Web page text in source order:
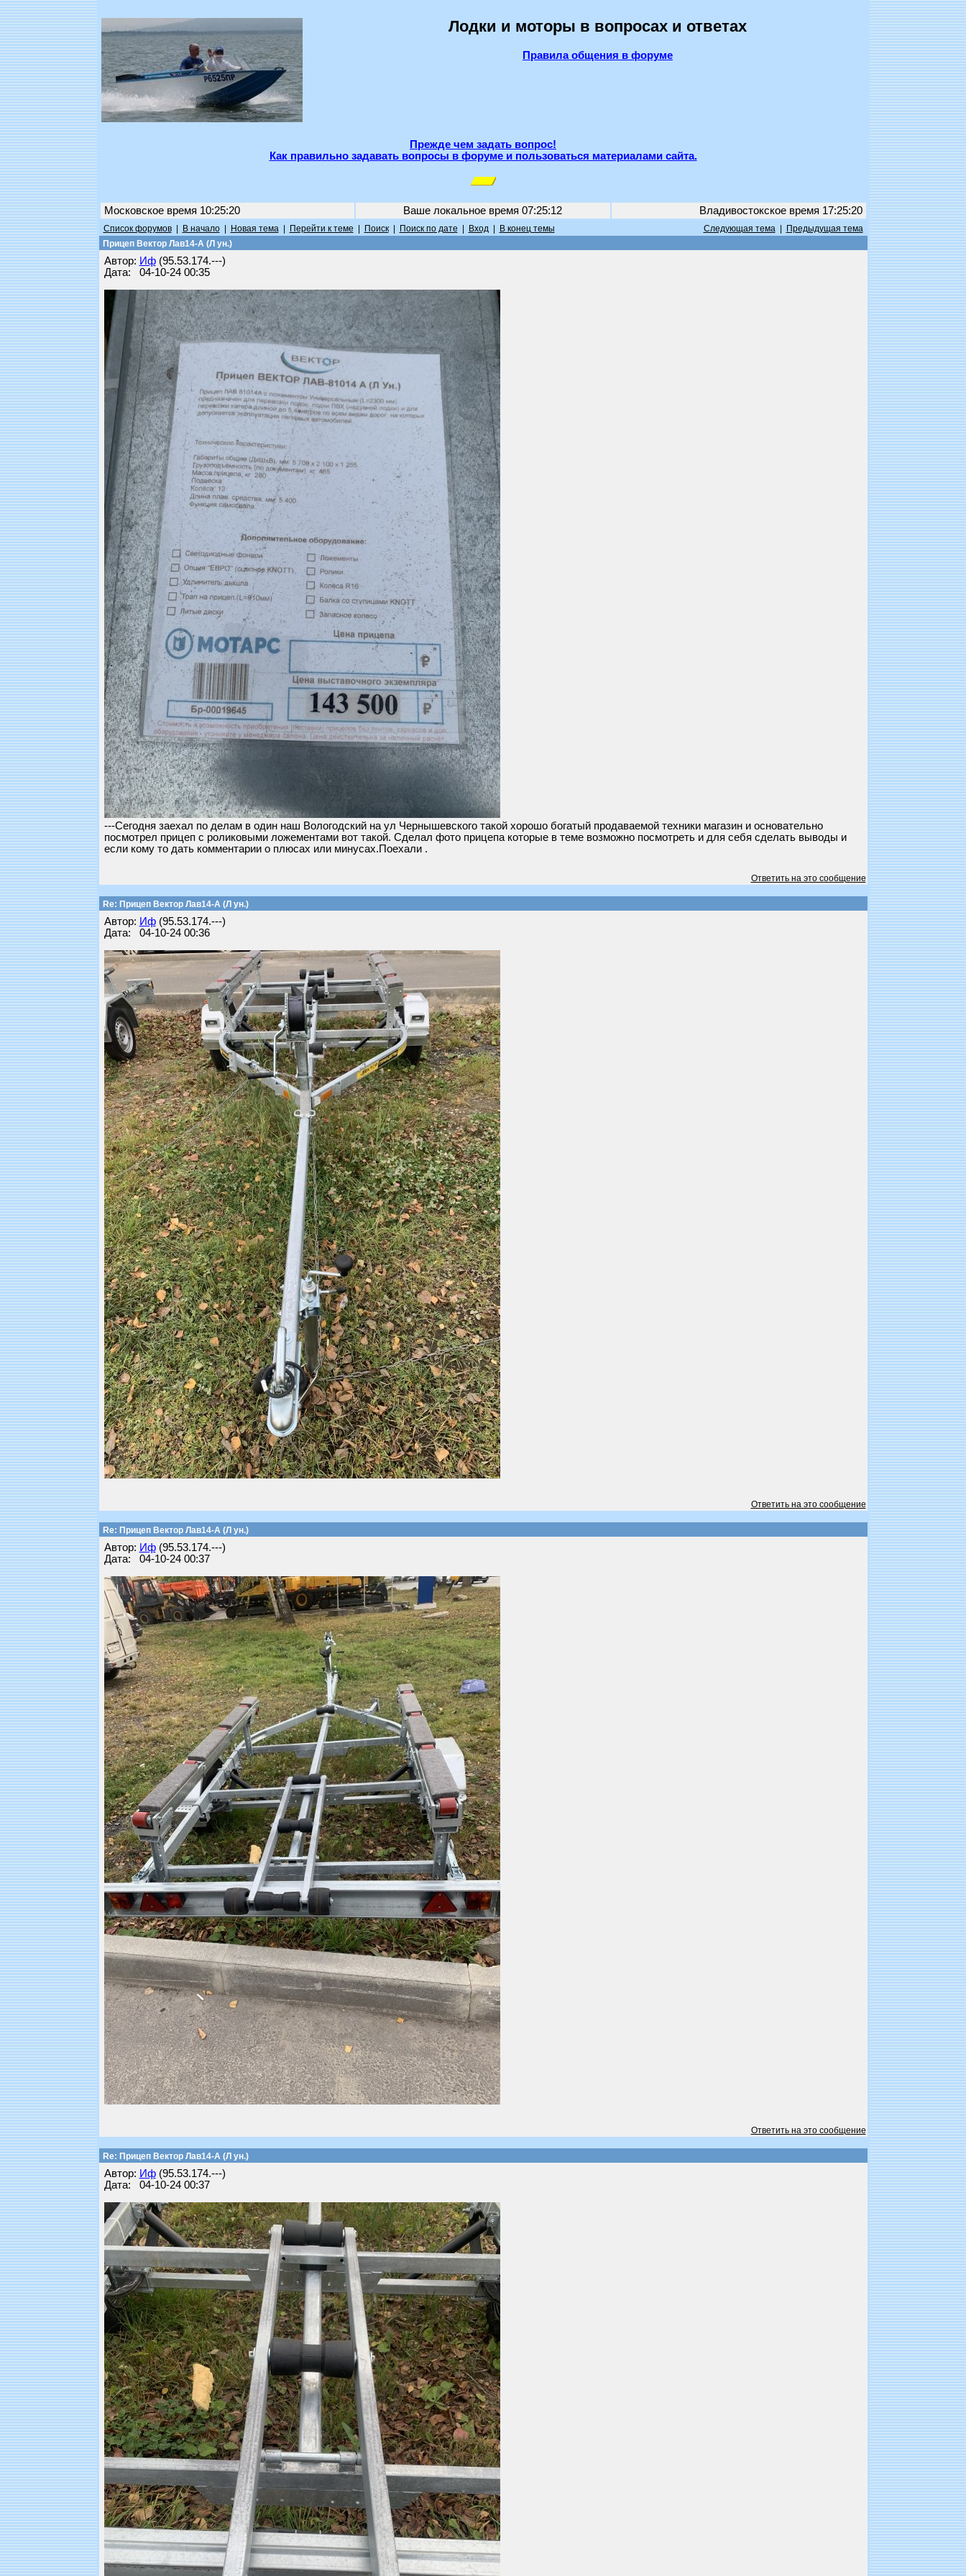
Лодки и моторы в вопросах и ответах
Правила общения в форуме
Прежде чем задать вопрос!
Как правильно задавать вопросы в форуме и пользоваться материалами сайта.
Московское время 10:25:20 Ваше локальное время 07:25:12 Владивостокское время 17:25:20
Список форумов| В начало| Новая тема| Перейти к теме Поиск| Поиск по дате Вход| В конец темы Следующая тема|
Предыдущая тема
Прицеп Вектор Лав14-А (Л ун.)
Автор: Иф(95.53.174.---)
Дата: 04-10-24 00:35
---Сегодня заехал по делам в один наш Вологодский на ул Чернышевского такой хорошо богатый продаваемой техники магазин и основательно
посмотрел прицеп с роликовыми ложементами вот такой. Сделал фото прицепа которые в теме возможно посмотреть и для себя сделать выводы и
если кому то дать комментарии о плюсах или минусах.Поехали .
Ответить на это сообщение
Re: Прицеп Вектор Лав14-А (Л ун.)
Автор: Иф(95.53.174.---)
Дата: 04-10-24 00:36
Ответить на это сообщение
Re: Прицеп Вектор Лав14-А (Л ун.)
Автор: Иф(95.53.174.---)
Дата: 04-10-24 00:37
Ответить на это сообщение
Re: Прицеп Вектор Лав14-А (Л ун.)
Автор: Иф(95.53.174.---)
Дата: 04-10-24 00:37